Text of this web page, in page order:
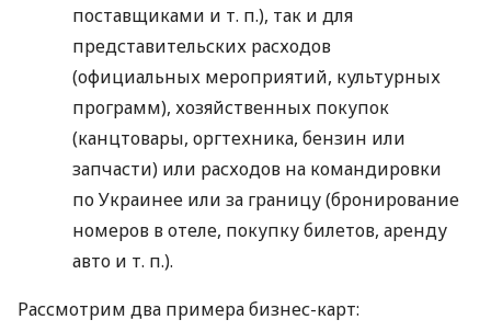
поставщиками и т. п.), так и для
представительских расходов
(официальных мероприятий, культурных
программ), хозяйственных покупок
(канцтовары, оргтехника, бензин или
запчасти) или расходов на командировки
по Украинее или за границу (бронирование
номеров в отеле, покупку билетов, аренду
авто и т. п.).
Рассмотрим два примера бизнес-карт: